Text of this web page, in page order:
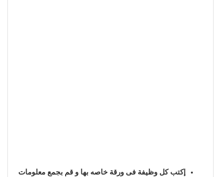
إكتب كل وظيفة فى ورقة خاصه بها و قم بجمع معلومات